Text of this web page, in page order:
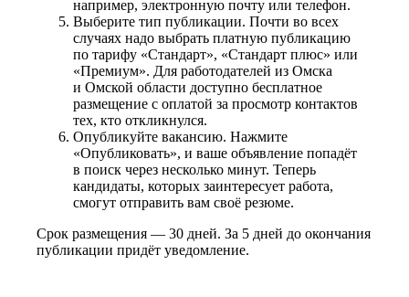
например, электронную почту или телефон.
Выберите тип публикации. Почти во всех
случаях надо выбрать платную публикацию
по тарифу «Стандарт», «Стандарт плюс» или
«Премиум». Для работодателей из Омска
и Омской области доступно бесплатное
размещение с оплатой за просмотр контактов
тех, кто откликнулся.
Опубликуйте вакансию. Нажмите
«Опубликовать», и ваше объявление попадёт
в поиск через несколько минут. Теперь
кандидаты, которых заинтересует работа,
смогут отправить вам своё резюме.
Срок размещения — 30 дней. За 5 дней до окончания
публикации придёт уведомление.